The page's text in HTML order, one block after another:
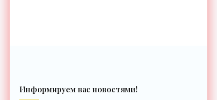
Информируем вас новостями!